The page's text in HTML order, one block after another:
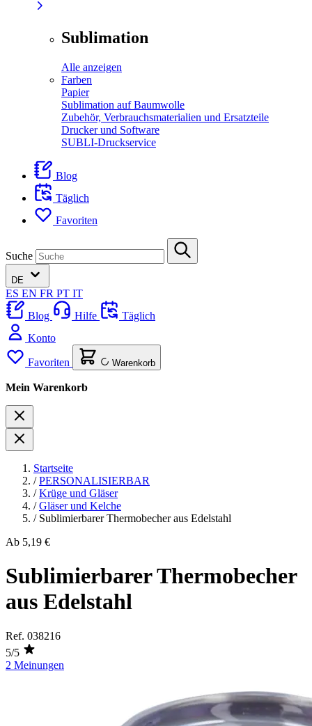
Sublimation
Alle anzeigen
Farben
Papier
Sublimation auf Baumwolle
Zubehör, Verbrauchsmaterialien und Ersatzteile
Drucker und Software
SUBLI-Druckservice
Blog
Täglich
Favoriten
Suche
DE
ES EN FR PT IT
Blog
Hilfe
Täglich
Konto
Favoriten Warenkorb
Mein Warenkorb
Startseite
/ PERSONALISIERBAR
/ Krüge und Gläser
/ Gläser und Kelche
/ Sublimierbarer Thermobecher aus Edelstahl
Ab 5,19 €
Sublimierbarer Thermobecher
aus Edelstahl
Ref. 038216
5/5
2 Meinungen